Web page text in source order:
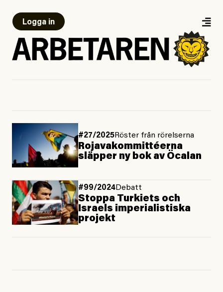
Logga in
#27/2025Röster från rörelserna
Rojavakommittéerna
släpper ny bok av Öcalan
#99/2024Debatt
Stoppa Turkiets och
Israels imperialistiska
projekt